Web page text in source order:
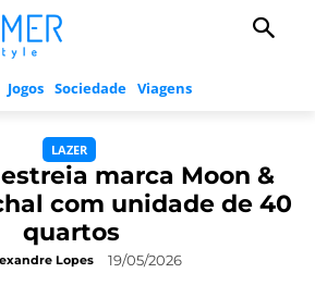
Jogos Sociedade Viagens
LAZER
marca Moon &
com unidade de 40
quartos
Lopes 19/05/2026